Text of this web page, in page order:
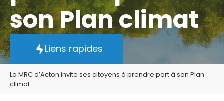
son Plan climat
Liens rapides
La MRC d’Acton invite ses citoyens à prendre part à son Plan
climat